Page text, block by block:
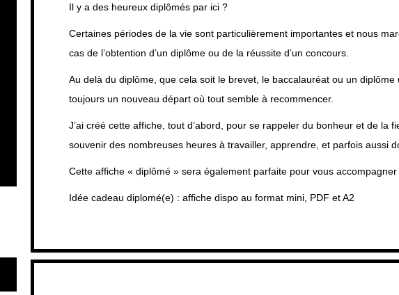
Il y a des heureux diplômés par ici ?
Certaines périodes de la vie sont particulièrement importantes et nous
cas de l’obtention d’un diplôme ou de la réussite d’un concours.
Au delà du diplôme, que cela soit le brevet, le baccalauréat ou un
toujours un nouveau départ où tout semble à recommencer.
J’ai créé cette affiche, tout d’abord, pour se rappeler du bonheur et de la
souvenir des nombreuses heures à travailler, apprendre, et parfois aussi
Cette affiche « diplômé » sera également parfaite pour vous
Idée cadeau diplomé(e) : affiche dispo au format mini, PDF et A2